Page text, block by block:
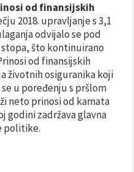
od finansijskih
2018. upravljanje s 3,1
odvijalo se pod
što kontinuirano
od finansijskih
životnih osiguranika koji
u poređenju s pršlom
neto prinosi od kamata
godini zadržava glavna
politike.